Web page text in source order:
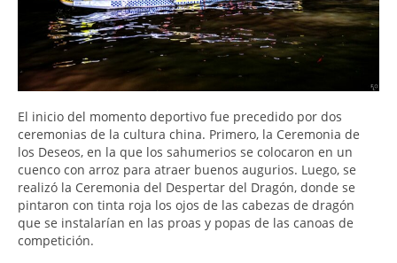
El inicio del momento deportivo fue precedido por dos
ceremonias de la cultura china. Primero, la Ceremonia de
los Deseos, en la que los sahumerios se colocaron en un
cuenco con arroz para atraer buenos augurios. Luego, se
realizó la Ceremonia del Despertar del Dragón, donde se
pintaron con tinta roja los ojos de las cabezas de dragón
que se instalarían en las proas y popas de las canoas de
competición.